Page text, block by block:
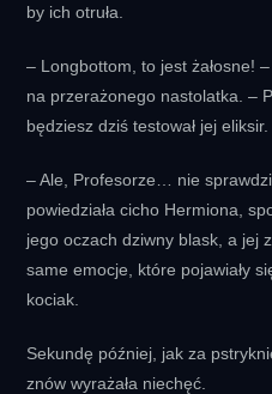
by ich otruła.
– Longbottom, to jest żałosne!
na przerażonego nastolatka. –
będziesz dziś testował jej eliksir.
– Ale, Profesorze… nie
powiedziała cicho Hermiona,
jego oczach dziwny blask, a jej
same emocje, które pojawiały
kociak.
Sekundę później, jak za
znów wyrażała niechęć.